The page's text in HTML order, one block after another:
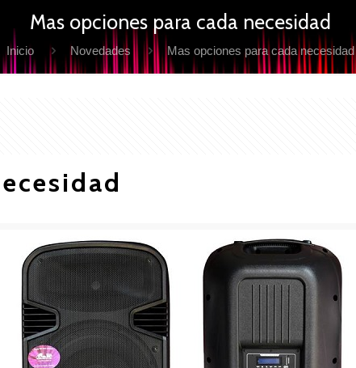
Mas opciones para cada necesidad
Inicio Novedades Mas opciones para cada necesidad